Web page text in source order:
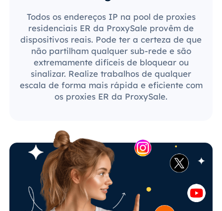
Todos os endereços IP na pool de proxies
residenciais ER da ProxySale provêm de
dispositivos reais. Pode ter a certeza de que
não partilham qualquer sub-rede e são
extremamente difíceis de bloquear ou
sinalizar. Realize trabalhos de qualquer
escala de forma mais rápida e eficiente com
os proxies ER da ProxySale.